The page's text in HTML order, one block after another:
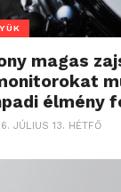
magas
élmény
JÚLIUS 13. HÉTFŐ